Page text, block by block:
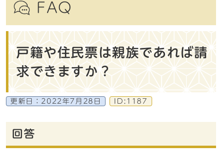
FAQ
戸籍や住民票は親族であれば請
求できますか？
更新日： 2022年7月28日 ID:1187
回答